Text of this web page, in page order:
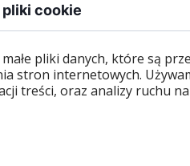
pliki cookie
pliki danych, które są
stron internetowych.
treści, oraz analizy ruchu